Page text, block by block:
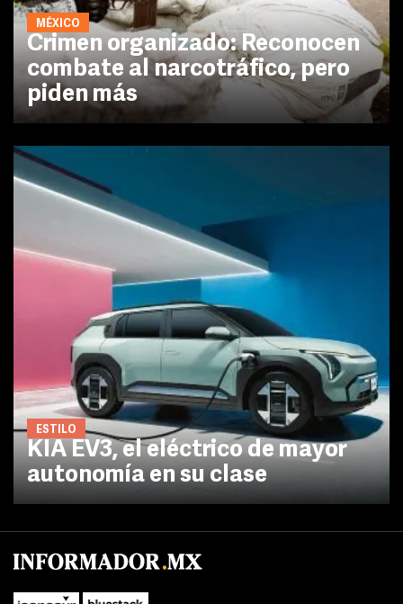
MÉXICO
Crimen organizado: Reconocen
combate al narcotráfico, pero
piden más
ESTILO
KIA EV3, el eléctrico de mayor
autonomía en su clase